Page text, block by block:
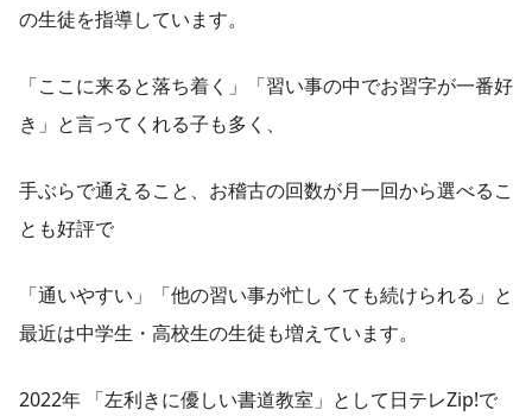
の生徒を指導しています。
「ここに来ると落ち着く」「習い事の中でお習字が一番好
き」と言ってくれる子も多く、
手ぶらで通えること、お稽古の回数が月一回から選べるこ
とも好評で
「通いやすい」「他の習い事が忙しくても続けられる」と
最近は中学生・高校生の生徒も増えています。
2022年 「左利きに優しい書道教室」として日テレZip!で